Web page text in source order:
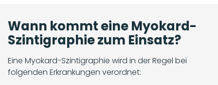
Wann kommt eine Myokard-
Szintigraphie zum Einsatz?
Eine Myokard-Szintigraphie wird in der Regel bei
folgenden Erkrankungen verordnet: